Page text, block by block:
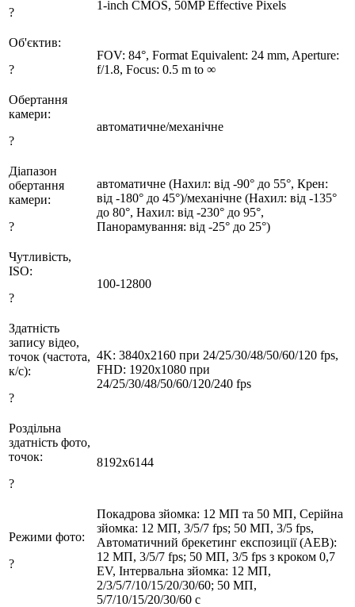
?
1-inch CMOS, 50MP Effective Pixels
Об'єктив:
?
FOV: 84°, Format Equivalent: 24 mm, Aperture:
f/1.8, Focus: 0.5 m to ∞
Обертання
камери:
?
автоматичне/механічне
Діапазон
обертання
камери:
?
автоматичне (Нахил: від -90° до 55°, Крен:
від -180° до 45°)/механічне (Нахил: від -135°
до 80°, Нахил: від -230° до 95°,
Панорамування: від -25° до 25°)
Чутливість,
ISO:
?
100-12800
Здатність
запису відео,
точок (частота,
к/с):
?
4K: 3840x2160 при 24/25/30/48/50/60/120 fps,
FHD: 1920x1080 при
24/25/30/48/50/60/120/240 fps
Роздільна
здатність фото,
точок:
?
8192x6144
Режими фото:
?
Покадрова зйомка: 12 МП та 50 МП, Серійна
зйомка: 12 МП, 3/5/7 fps; 50 МП, 3/5 fps,
Автоматичний брекетинг експозиції (AEB):
12 МП, 3/5/7 fps; 50 МП, 3/5 fps з кроком 0,7
EV, Інтервальна зйомка: 12 МП,
2/3/5/7/10/15/20/30/60; 50 МП,
5/7/10/15/20/30/60 с